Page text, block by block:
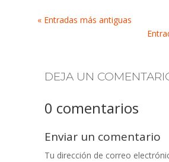
« Entradas más antiguas
DEJA UN
0 comentarios
Enviar un comentario
Tu dirección de correo